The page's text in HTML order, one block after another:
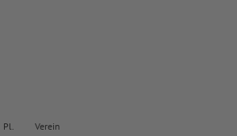
Pl. Verein